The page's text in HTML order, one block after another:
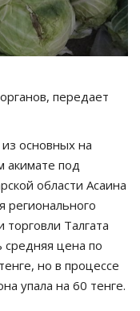
передает
основных на
акимате под
области Асаина
регионального
Талгата
цена по
но в процессе
упала на 60 тенге.